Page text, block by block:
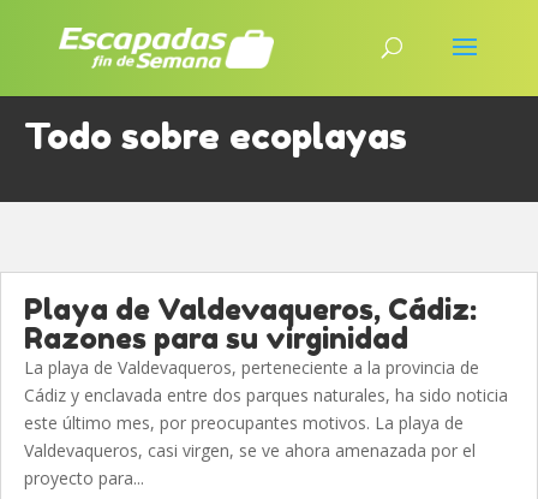
Todo sobre ecoplayas
Playa de Valdevaqueros, Cádiz:
Razones para su virginidad
La playa de Valdevaqueros, perteneciente a la provincia de
Cádiz y enclavada entre dos parques naturales, ha sido noticia
este último mes, por preocupantes motivos. La playa de
Valdevaqueros, casi virgen, se ve ahora amenazada por el
proyecto para...